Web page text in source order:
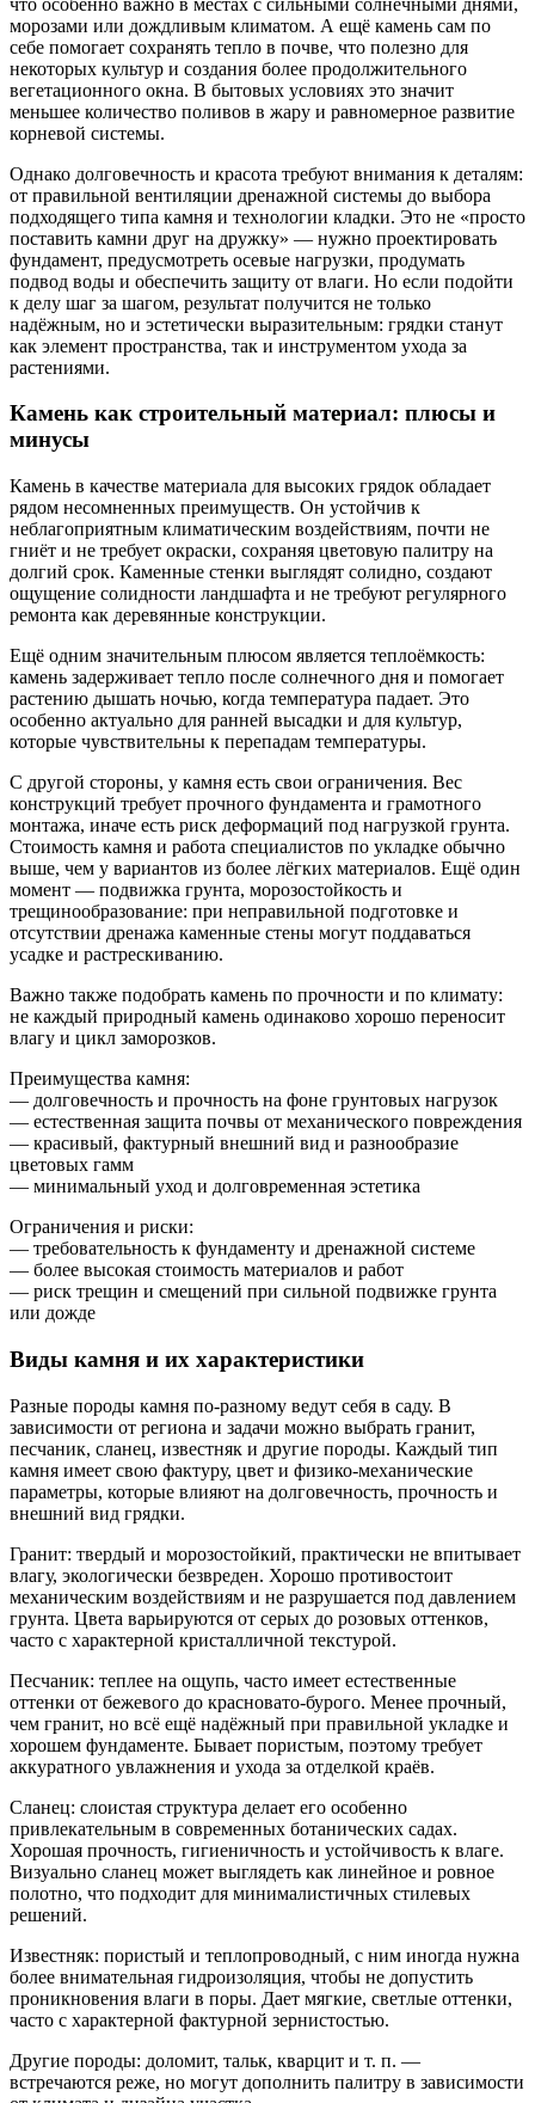
морозами или дождливым климатом. А ещё камень сам по
себе помогает сохранять тепло в почве, что полезно для
некоторых культур и создания более продолжительного
вегетационного окна. В бытовых условиях это значит
меньшее количество поливов в жару и равномерное развитие
корневой системы.
Однако долговечность и красота требуют внимания к деталям:
от правильной вентиляции дренажной системы до выбора
подходящего типа камня и технологии кладки. Это не «просто
поставить камни друг на дружку» — нужно проектировать
фундамент, предусмотреть осевые нагрузки, продумать
подвод воды и обеспечить защиту от влаги. Но если подойти
к делу шаг за шагом, результат получится не только
надёжным, но и эстетически выразительным: грядки станут
как элемент пространства, так и инструментом ухода за
растениями.
Камень как строительный материал: плюсы и
минусы
Камень в качестве материала для высоких грядок обладает
рядом несомненных преимуществ. Он устойчив к
неблагоприятным климатическим воздействиям, почти не
гниёт и не требует окраски, сохраняя цветовую палитру на
долгий срок. Каменные стенки выглядят солидно, создают
ощущение солидности ландшафта и не требуют регулярного
ремонта как деревянные конструкции.
Ещё одним значительным плюсом является теплоёмкость:
камень задерживает тепло после солнечного дня и помогает
растению дышать ночью, когда температура падает. Это
особенно актуально для ранней высадки и для культур,
которые чувствительны к перепадам температуры.
С другой стороны, у камня есть свои ограничения. Вес
конструкций требует прочного фундамента и грамотного
монтажа, иначе есть риск деформаций под нагрузкой грунта.
Стоимость камня и работа специалистов по укладке обычно
выше, чем у вариантов из более лёгких материалов. Ещё один
момент — подвижка грунта, морозостойкость и
трещинообразование: при неправильной подготовке и
отсутствии дренажа каменные стены могут поддаваться
усадке и растрескиванию.
Важно также подобрать камень по прочности и по климату:
не каждый природный камень одинаково хорошо переносит
влагу и цикл заморозков.
Преимущества камня:
— долговечность и прочность на фоне грунтовых нагрузок
— естественная защита почвы от механического повреждения
— красивый, фактурный внешний вид и разнообразие
цветовых гамм
— минимальный уход и долговременная эстетика
Ограничения и риски:
— требовательность к фундаменту и дренажной системе
— более высокая стоимость материалов и работ
— риск трещин и смещений при сильной подвижке грунта
или дожде
Виды камня и их характеристики
Разные породы камня по-разному ведут себя в саду. В
зависимости от региона и задачи можно выбрать гранит,
песчаник, сланец, известняк и другие породы. Каждый тип
камня имеет свою фактуру, цвет и физико-механические
параметры, которые влияют на долговечность, прочность и
внешний вид грядки.
Гранит: твердый и морозостойкий, практически не впитывает
влагу, экологически безвреден. Хорошо противостоит
механическим воздействиям и не разрушается под давлением
грунта. Цвета варьируются от серых до розовых оттенков,
часто с характерной кристалличной текстурой.
Песчаник: теплее на ощупь, часто имеет естественные
оттенки от бежевого до красновато-бурого. Менее прочный,
чем гранит, но всё ещё надёжный при правильной укладке и
хорошем фундаменте. Бывает пористым, поэтому требует
аккуратного увлажнения и ухода за отделкой краёв.
Сланец: слоистая структура делает его особенно
привлекательным в современных ботанических садах.
Хорошая прочность, гигиеничность и устойчивость к влаге.
Визуально сланец может выглядеть как линейное и ровное
полотно, что подходит для минималистичных стилевых
решений.
Известняк: пористый и теплопроводный, с ним иногда нужна
более внимательная гидроизоляция, чтобы не допустить
проникновения влаги в поры. Дает мягкие, светлые оттенки,
часто с характерной фактурной зернистостью.
Другие породы: доломит, тальк, кварцит и т. п. —
встречаются реже, но могут дополнить палитру в зависимости